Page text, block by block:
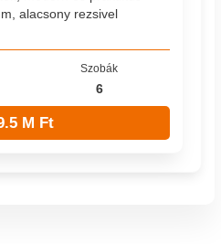
alacsony rezsivel
Szobák
6
M Ft